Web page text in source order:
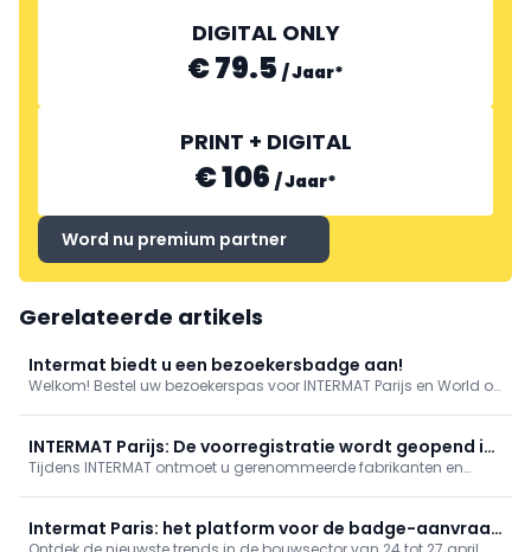
DIGITAL ONLY
€ 79.5 /Jaar*
PRINT + DIGITAL
€ 106 /Jaar*
Word nu premium partner
Gerelateerde artikels
Intermat biedt u een bezoekersbadge aan!
Welkom! Bestel uw bezoekerspas voor INTERMAT Parijs en World of
INTERMAT Parijs: De voorregistratie wordt geopend in
december!
Tijdens INTERMAT ontmoet u gerenommeerde fabrikanten en
innovaties in de bouwsector.
Intermat Paris: het platform voor de badge-aanvraag